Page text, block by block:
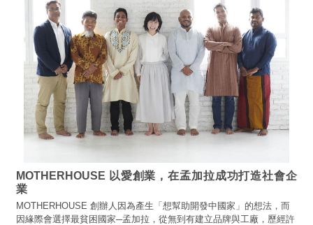
MOTHERHOUSE 以愛創業，在孟加拉成功打造社會企
業
MOTHERHOUSE 創辦人因為產生「想幫助開發中國家」的想法，而
因緣際會選擇最貧困國家─孟加拉，從無到有建立品牌與工廠，歷經許